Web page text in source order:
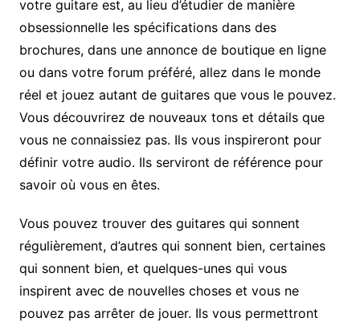
votre guitare est, au lieu d’étudier de manière
obsessionnelle les spécifications dans des
brochures, dans une annonce de boutique en ligne
ou dans votre forum préféré, allez dans le monde
réel et jouez autant de guitares que vous le pouvez.
Vous découvrirez de nouveaux tons et détails que
vous ne connaissiez pas. Ils vous inspireront pour
définir votre audio. Ils serviront de référence pour
savoir où vous en êtes.
Vous pouvez trouver des guitares qui sonnent
régulièrement, d’autres qui sonnent bien, certaines
qui sonnent bien, et quelques-unes qui vous
inspirent avec de nouvelles choses et vous ne
pouvez pas arrêter de jouer. Ils vous permettront